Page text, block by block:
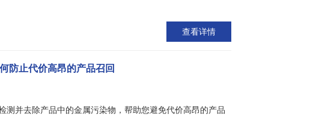
查看详情
防止代价高昂的产品召回
测并去除产品中的金属污染物，帮助您避免代价高昂的产品